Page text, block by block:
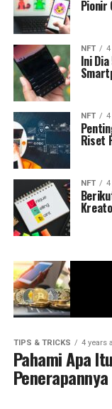
Pionir
NFT 4
Ini
NFT 4
Riset
NFT 4
TIPS & TRICKS 4 years
Pahami Apa